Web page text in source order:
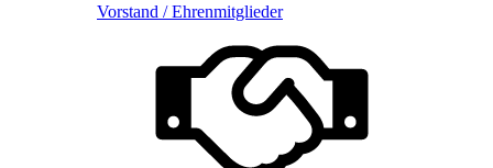
Vorstand / Ehrenmitglieder